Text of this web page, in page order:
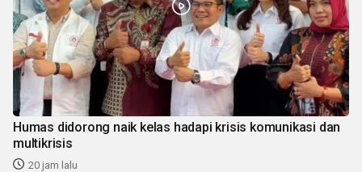
Humas didorong naik kelas hadapi krisis komunikasi dan
multikrisis
20 jam lalu